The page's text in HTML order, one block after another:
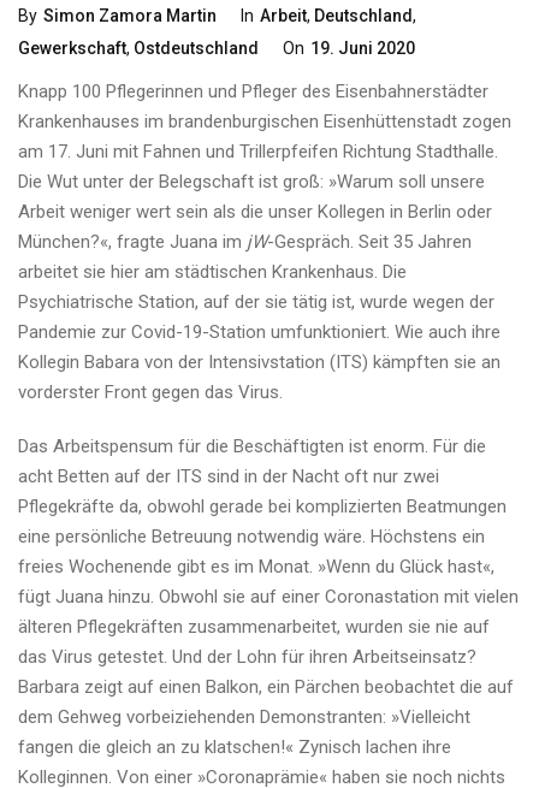
By Simon Zamora Martin Categories
In Arbeit, Deutschland,
Gewerkschaft, Ostdeutschland
Posted
On 19. Juni 2020
Knapp 100 Pflegerinnen und Pfleger des Eisenbahnerstädter
Krankenhauses im brandenburgischen Eisenhüttenstadt zogen
am 17. Juni mit Fahnen und Trillerpfeifen Richtung Stadthalle.
Die Wut unter der Belegschaft ist groß: »Warum soll unsere
Arbeit weniger wert sein als die unser Kollegen in Berlin oder
München?«, fragte Juana im jW-Gespräch. Seit 35 Jahren
arbeitet sie hier am städtischen Krankenhaus. Die
Psychiatrische Station, auf der sie tätig ist, wurde wegen der
Pandemie zur Covid-19-Station umfunktioniert. Wie auch ihre
Kollegin Babara von der Intensivstation (ITS) kämpften sie an
vorderster Front gegen das Virus.
Das Arbeitspensum für die Beschäftigten ist enorm. Für die
acht Betten auf der ITS sind in der Nacht oft nur zwei
Pflegekräfte da, obwohl gerade bei komplizierten Beatmungen
eine persönliche Betreuung notwendig wäre. Höchstens ein
freies Wochenende gibt es im Monat. »Wenn du Glück hast«,
fügt Juana hinzu. Obwohl sie auf einer Coronastation mit vielen
älteren Pflegekräften zusammenarbeitet, wurden sie nie auf
das Virus getestet. Und der Lohn für ihren Arbeitseinsatz?
Barbara zeigt auf einen Balkon, ein Pärchen beobachtet die auf
dem Gehweg vorbeiziehenden Demonstranten: »Vielleicht
fangen die gleich an zu klatschen!« Zynisch lachen ihre
Kolleginnen. Von einer »Coronaprämie« haben sie noch nichts